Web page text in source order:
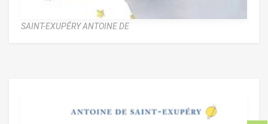
SAINT-EXUPÉRY ANTOINE DE